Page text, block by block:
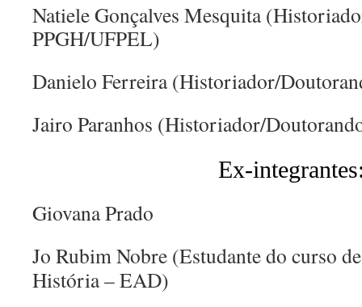
Natiele Gonçalves Mesquita
PPGH/UFPEL)
Danielo Ferreira (Historiador/
Jairo Paranhos (Historiador/
Ex-
Giovana Prado
Jo Rubim Nobre (Estudante do curso
História – EAD)